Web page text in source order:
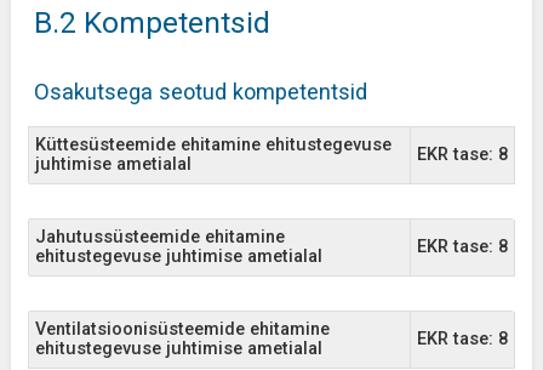
B.2 Kompetentsid
Osakutsega seotud kompetentsid
Küttesüsteemide ehitamine ehitustegevuse
juhtimise ametialal
EKR tase: 8
Jahutussüsteemide ehitamine
ehitustegevuse juhtimise ametialal
EKR tase: 8
Ventilatsioonisüsteemide ehitamine
ehitustegevuse juhtimise ametialal
EKR tase: 8